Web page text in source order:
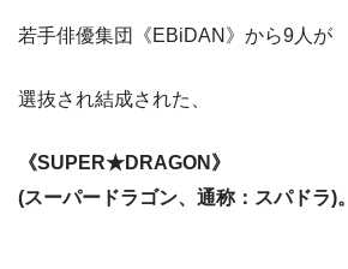
若手俳優集団《EBiDAN》から9人が
選抜され結成された、
《SUPER★DRAGON》
(スーパードラゴン、通称：スパドラ)。